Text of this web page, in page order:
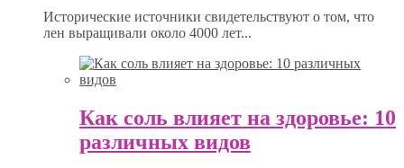
Исторические источники свидетельствуют о том, что
лен выращивали около 4000 лет...
Как соль влияет на здоровье: 10
различных видов